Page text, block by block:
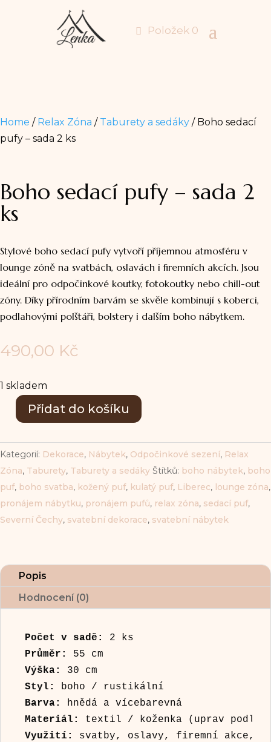
Položek 0
Home / Relax Zóna / Taburety a sedáky / Boho sedací
pufy – sada 2 ks
Boho sedací pufy – sada 2
ks
Stylové boho sedací pufy vytvoří příjemnou atmosféru v
lounge zóně na svatbách, oslavách i firemních akcích. Jsou
ideální pro odpočinkové koutky, fotokoutky nebo chill-out
zóny. Díky přírodním barvám se skvěle kombinují s koberci,
podlahovými polštáři, bolstery i dalším boho nábytkem.
490,00 Kč
1 skladem
Boho
pufy
-
sada
ks
Přidat do košíku
Kategorií: Dekorace, Nábytek, Odpočinkové sezení, Relax
Zóna, Taburety, Taburety a sedáky Štítků: boho nábytek, boho
puf, boho svatba, kožený puf, kulatý puf, Liberec, lounge zóna,
pronájem nábytku, pronájem pufů, relax zóna, sedací puf,
Severní Čechy, svatební dekorace, svatební nábytek
Popis
Hodnocení (0)
Počet v sadě:
2 ks
Průměr:
55 cm
Výška:
30 cm
Styl:
boho / rustikální
Barva:
hnědá a vícebarevná
Materiál:
textil / koženka (uprav podle
Využití:
svatby, oslavy, firemní akce,